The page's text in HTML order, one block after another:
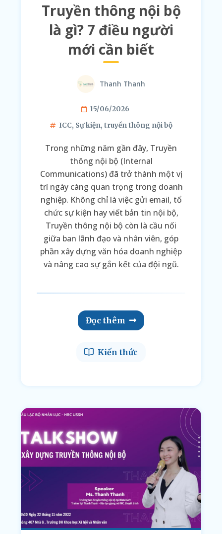
Truyền thông nội bộ
là gì? 7 điều người
mới cần biết
Thanh Thanh
15/06/2026
ICC, Sự kiện, truyền thông nội bộ
Trong những năm gần đây, Truyền
thông nội bộ (Internal
Communications) đã trở thành một vị
trí ngày càng quan trọng trong doanh
nghiệp. Không chỉ là việc gửi email, tổ
chức sự kiện hay viết bản tin nội bộ,
Truyền thông nội bộ còn là cầu nối
giữa ban lãnh đạo và nhân viên, góp
phần xây dựng văn hóa doanh nghiệp
và nâng cao sự gắn kết của đội ngũ.
Đọc thêm
Kiến thức